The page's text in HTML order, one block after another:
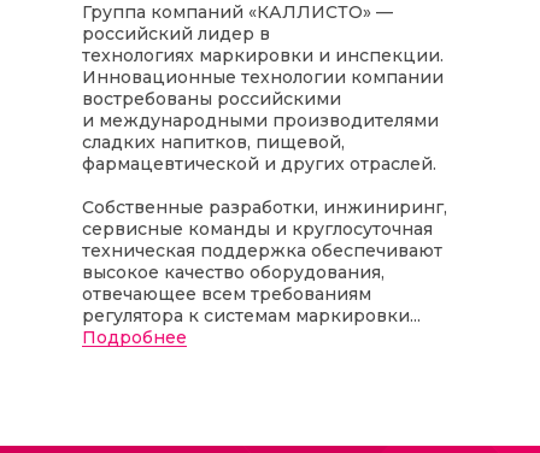
Группа компаний «КАЛЛИСТО» —
российский лидер в
технологиях маркировки и инспекции.
Инновационные технологии компании
востребованы российскими
и международными производителями
сладких напитков, пищевой,
фармацевтической и других отраслей.
Собственные разработки, инжиниринг,
сервисные команды и круглосуточная
техническая поддержка обеспечивают
высокое качество оборудования,
отвечающее всем требованиям
регулятора к системам маркировки...
Подробнее